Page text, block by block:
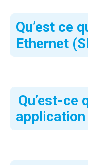
Qu’est ce
Ethernet
Qu’est-ce